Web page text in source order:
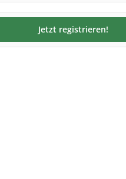
Jetzt registrieren!